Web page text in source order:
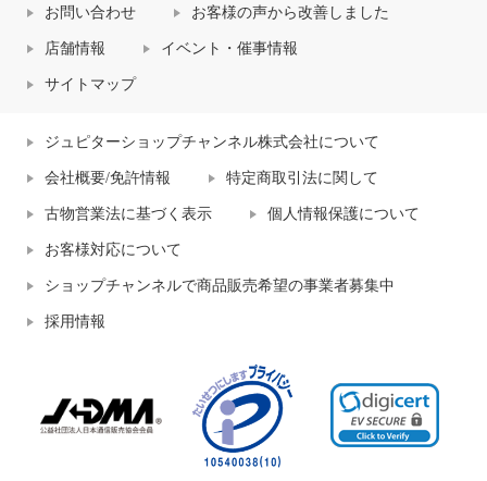
お問い合わせ お客様の声から改善しました
店舗情報 イベント・催事情報
サイトマップ
ジュピターショップチャンネル株式会社について
会社概要/免許情報 特定商取引法に関して
古物営業法に基づく表示 個人情報保護について
お客様対応について
ショップチャンネルで商品販売希望の事業者募集中
採用情報